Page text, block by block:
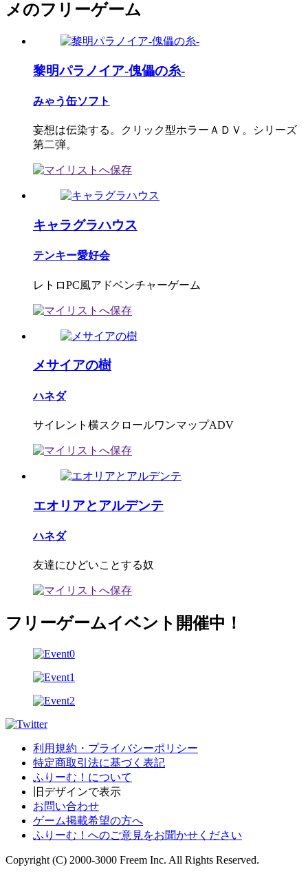
メのフリーゲーム
黎明パラノイア-傀儡の糸-
みゃう缶ソフト
妄想は伝染する。クリック型ホラーＡＤＶ。シリーズ
第二弾。
キャラグラハウス
テンキー愛好会
レトロPC風アドベンチャーゲーム
メサイアの樹
ハネダ
サイレント横スクロールワンマップADV
エオリアとアルデンテ
ハネダ
友達にひどいことする奴
フリーゲームイベント開催中！
利用規約・プライバシーポリシー
特定商取引法に基づく表記
ふりーむ！について
旧デザインで表示
お問い合わせ
ゲーム掲載希望の方へ
ふりーむ！へのご意見をお聞かせください
Copyright (C) 2000-3000 Freem Inc. All Rights Reserved.